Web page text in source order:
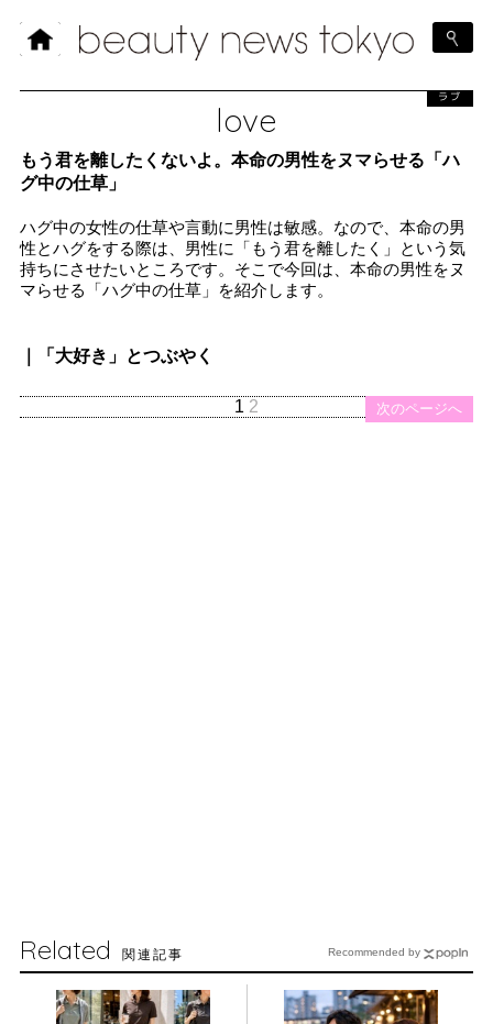
love
ラブ
もう君を離したくないよ。本命の男性をヌマらせる「ハ
グ中の仕草」
ハグ中の女性の仕草や言動に男性は敏感。なので、本命の男
性とハグをする際は、男性に「もう君を離したく」という気
持ちにさせたいところです。そこで今回は、本命の男性をヌ
マらせる「ハグ中の仕草」を紹介します。
｜「大好き」とつぶやく
次のページへ
1 2
Related 関連記事 Recommended by